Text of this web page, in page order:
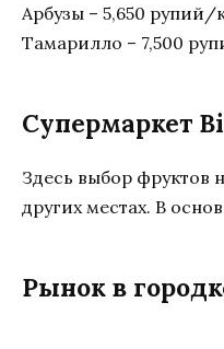
Арбузы – 5,650 рупий/
Тамарилло – 7,500
Супермаркет
Здесь выбор фруктов
других местах. В
Рынок в